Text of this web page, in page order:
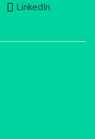
LinkedIn